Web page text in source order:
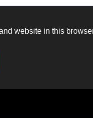
website in this